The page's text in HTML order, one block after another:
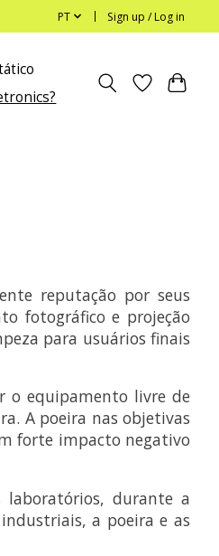
PT Sign up / Log in
reputação por seus
fotográfico e projeção
para usuários finais
o equipamento livre de
A poeira nas objetivas
forte impacto negativo
laboratórios, durante a
a poeira e as